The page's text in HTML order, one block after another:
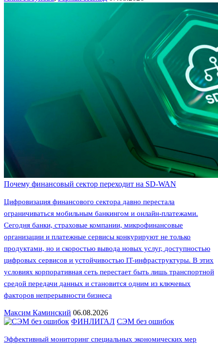
Почему финансовый сектор переходит на SD-WAN
Цифровизация финансового сектора давно перестала
ограничиваться мобильным банкингом и онлайн-платежами.
Сегодня банки, страховые компании, микрофинансовые
организации и платежные сервисы конкурируют не только
продуктами, но и скоростью вывода новых услуг, доступностью
цифровых сервисов и устойчивостью IT-инфраструктуры. В этих
условиях корпоративная сеть перестает быть лишь транспортной
средой передачи данных и становится одним из ключевых
факторов непрерывности бизнеса
Максим Каминский 06.08.2026
ФИНЛИГАЛ СЭМ без ошибок
Эффективный мониторинг специальных экономических мер